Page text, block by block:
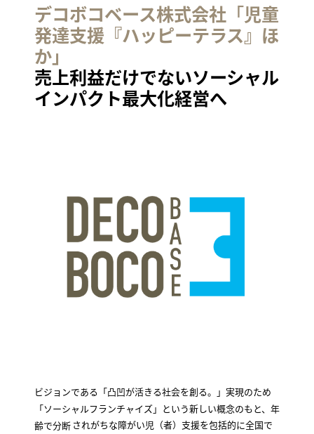
デコボコベース株式会社「児童
発達支援『ハッピーテラス』ほ
か」
売上利益だけでないソーシャル
インパクト最大化経営へ
ビジョンである「凸凹が活きる社会を創る。」実現のため
「ソーシャルフランチャイズ」という新しい概念のもと、年
齢で分断 されがちな障がい児（者）支援を包括的に全国で